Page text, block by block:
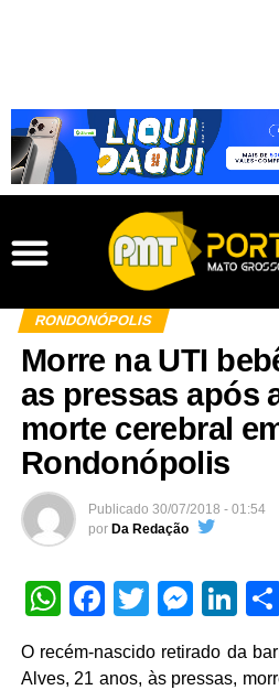
RONDONÓPOLIS
Morre na UTI
as pressas após
morte cerebral
Rondonópolis
Publicado 30/07/2018 - 01:54
por Da Redação
WhatsApp
Facebook
Twitter
O recém-nascido retirado da
Alves, 21 anos, às pressas,